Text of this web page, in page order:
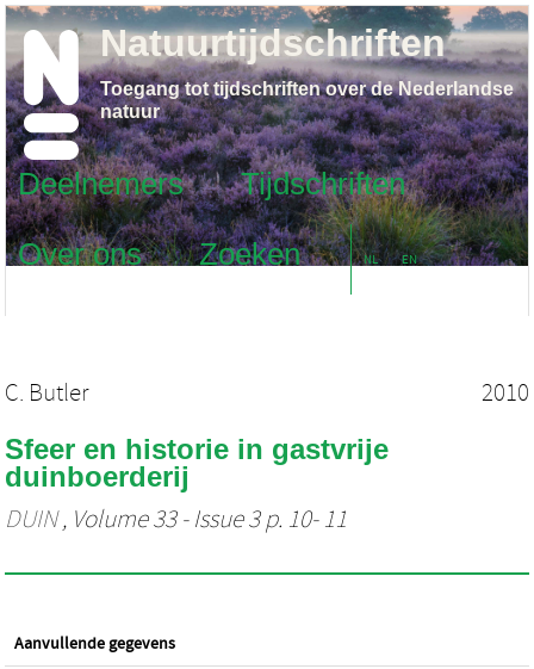
Deelnemers
Tijdschriften
Over ons
Zoeken NL EN
Natuurtijdschriften
Toegang tot tijdschriften over de Nederlandse
natuur
C. Butler 2010
Sfeer en historie in gastvrije
duinboerderij
DUIN, Volume 33 - Issue 3 p. 10- 11
Aanvullende gegevens